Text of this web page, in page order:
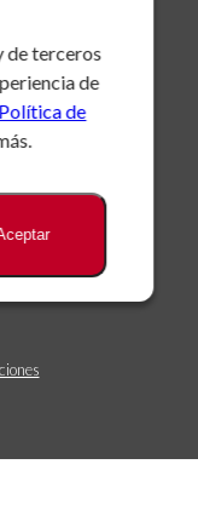
de terceros
de
Política de